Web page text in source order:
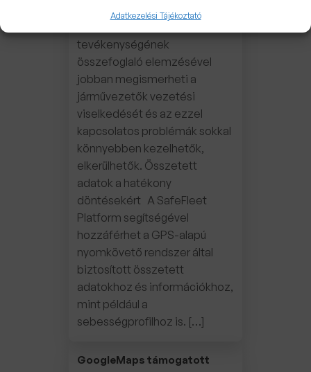
Adatkezelési Tájékoztató
sebességadatlap grafikus
tevékenységének
összefoglaló elemzésével
jobban megismerheti a
járművezetők vezetési
viselkedését és az ezzel
kapcsolatos problémák sokkal
könnyebben kezelhetők,
elkerülhetők. Összetett
adatok a hatékony
döntésekért A SafeFleet
Platform segítségével
hozzáférhet a GPS-alapú
nyomkövető rendszer által
biztosított összetett
adatokhoz és információkhoz,
mint például a
sebességprofilhoz is. […]
GoogleMaps támogatott